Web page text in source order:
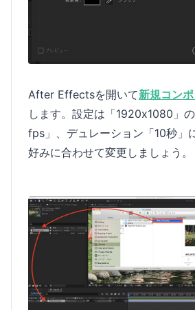
After Effectsを開いて新規コン
します。設定は「1920x1080」
fps」、デュレーション「10秒」
好みに合わせて変更しましょう。